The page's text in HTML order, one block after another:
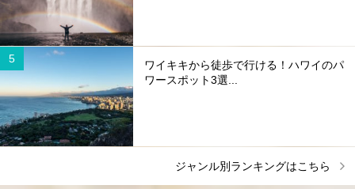
ワイキキから徒歩で行ける！ハワイのパ
ワースポット3選...
ジャンル別ランキングはこちら